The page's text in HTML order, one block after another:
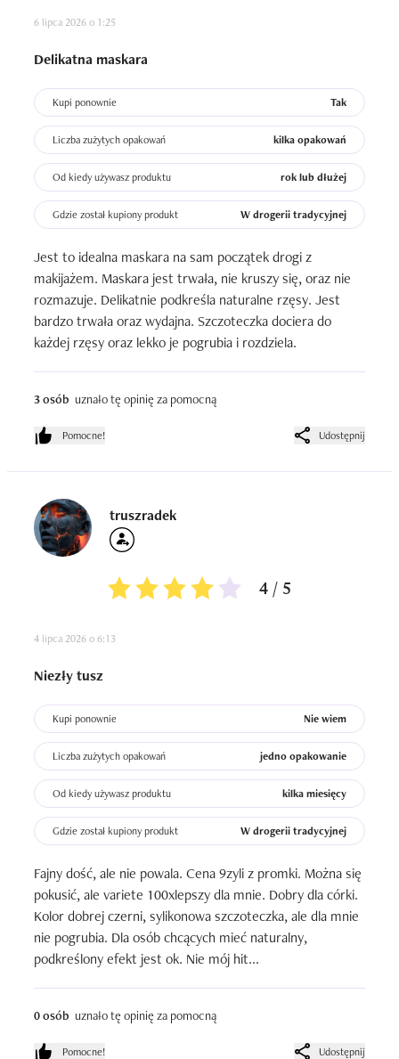
6 lipca 2026 o 1:25
Delikatna maskara
Kupi ponownie Tak
Liczba zużytych opakowań kilka opakowań
Od kiedy używasz produktu rok lub dłużej
Gdzie został kupiony produkt W drogerii tradycyjnej
Jest to idealna maskara na sam początek drogi z
makijażem. Maskara jest trwała, nie kruszy się, oraz nie
rozmazuje. Delikatnie podkreśla naturalne rzęsy. Jest
bardzo trwała oraz wydajna. Szczoteczka dociera do
każdej rzęsy oraz lekko je pogrubia i rozdziela.
3 osób uznało tę opinię za pomocną
Pomocne! Udostępnij
truszradek
4 / 5
4 lipca 2026 o 6:13
Niezły tusz
Kupi ponownie Nie wiem
Liczba zużytych opakowań jedno opakowanie
Od kiedy używasz produktu kilka miesięcy
Gdzie został kupiony produkt W drogerii tradycyjnej
Fajny dość, ale nie powala. Cena 9zyli z promki. Można się
pokusić, ale variete 100xlepszy dla mnie. Dobry dla córki.
Kolor dobrej czerni, sylikonowa szczoteczka, ale dla mnie
nie pogrubia. Dla osób chcących mieć naturalny,
podkreślony efekt jest ok. Nie mój hit...
0 osób uznało tę opinię za pomocną
Pomocne! Udostępnij